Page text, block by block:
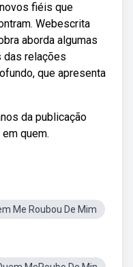
fiéis que
Webescrita
aborda algumas
relações
que apresenta
da publicação
quem.
Me Roubou De Mim